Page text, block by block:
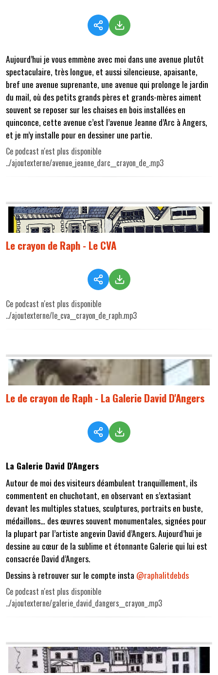
Aujourd’hui je vous emmène avec moi dans une avenue plutôt
spectaculaire, très longue, et aussi silencieuse, apaisante,
bref une avenue suprenante, une avenue qui prolonge le jardin
du mail, où des petits grands pères et grands-mères aiment
souvent se reposer sur les chaises en bois installées en
quinconce, cette avenue c’est l’avenue Jeanne d’Arc à Angers,
et je m’y installe pour en dessiner une partie.
Ce podcast n'est plus disponible
../ajoutexterne/avenue_jeanne_darc__crayon_de_.mp3
Le crayon de Raph - Le CVA
Ce podcast n'est plus disponible
../ajoutexterne/le_cva__crayon_de_raph.mp3
Le de crayon de Raph - La Galerie David D'Angers
La Galerie David D'Angers
Autour de moi des visiteurs déambulent tranquillement, ils
commentent en chuchotant, en observant en s’extasiant
devant les multiples statues, sculptures, portraits en buste,
médaillons… des œuvres souvent monumentales, signées pour
la plupart par l’artiste angevin David d’Angers. Aujourd’hui je
dessine au cœur de la sublime et étonnante Galerie qui lui est
consacrée David d’Angers.
Dessins à retrouver sur le compte insta @raphalitdebds
Ce podcast n'est plus disponible
../ajoutexterne/galerie_david_dangers__crayon_.mp3